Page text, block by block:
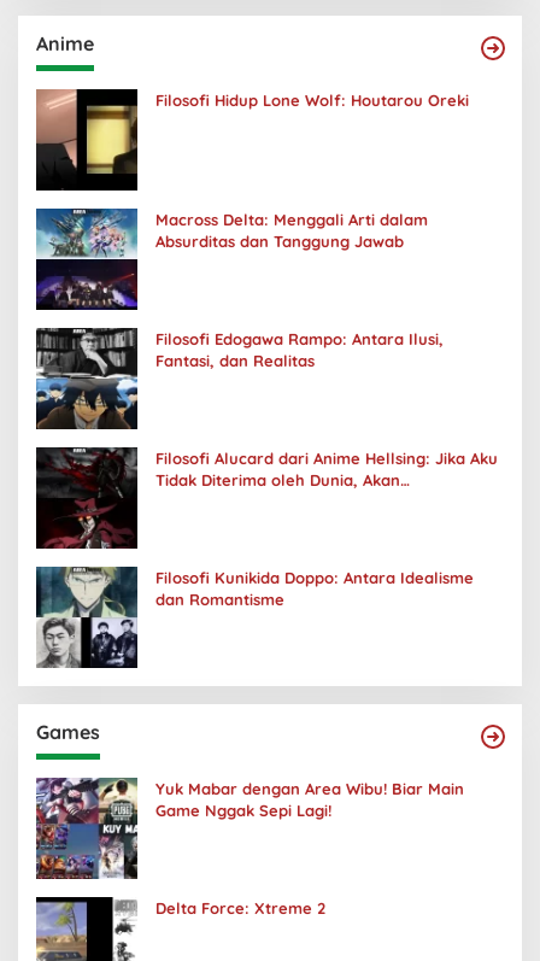
Anime
Filosofi Hidup Lone Wolf: Houtarou Oreki
Macross Delta: Menggali Arti dalam
Absurditas dan Tanggung Jawab
Filosofi Edogawa Rampo: Antara Ilusi,
Fantasi, dan Realitas
Filosofi Alucard dari Anime Hellsing: Jika Aku
Tidak Diterima oleh Dunia, Akan
Filosofi Kunikida Doppo: Antara Idealisme
dan Romantisme
Games
Yuk Mabar dengan Area Wibu! Biar Main
Game Nggak Sepi Lagi!
Delta Force: Xtreme 2